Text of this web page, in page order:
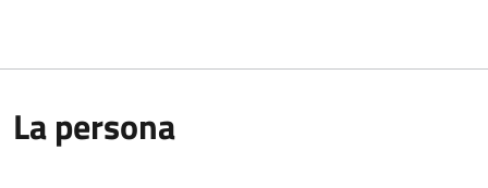
La persona